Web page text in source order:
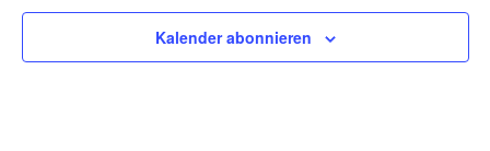
Kalender abonnieren